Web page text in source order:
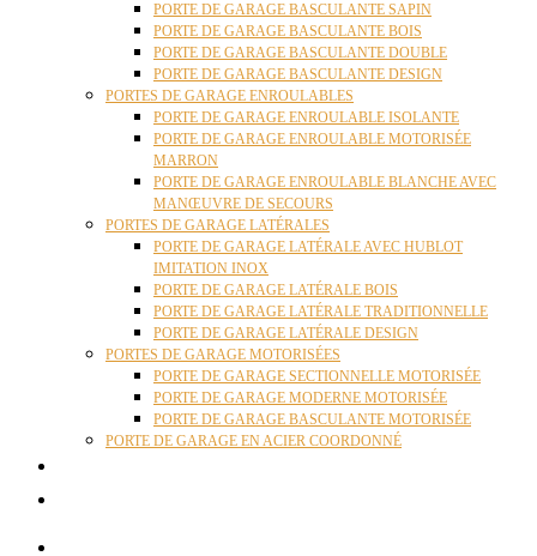
PORTE DE GARAGE BASCULANTE SAPIN
PORTE DE GARAGE BASCULANTE BOIS
PORTE DE GARAGE BASCULANTE DOUBLE
PORTE DE GARAGE BASCULANTE DESIGN
PORTES DE GARAGE ENROULABLES
PORTE DE GARAGE ENROULABLE ISOLANTE
PORTE DE GARAGE ENROULABLE MOTORISÉE
MARRON
PORTE DE GARAGE ENROULABLE BLANCHE AVEC
MANŒUVRE DE SECOURS
PORTES DE GARAGE LATÉRALES
PORTE DE GARAGE LATÉRALE AVEC HUBLOT
IMITATION INOX
PORTE DE GARAGE LATÉRALE BOIS
PORTE DE GARAGE LATÉRALE TRADITIONNELLE
PORTE DE GARAGE LATÉRALE DESIGN
PORTES DE GARAGE MOTORISÉES
PORTE DE GARAGE SECTIONNELLE MOTORISÉE
PORTE DE GARAGE MODERNE MOTORISÉE
PORTE DE GARAGE BASCULANTE MOTORISÉE
PORTE DE GARAGE EN ACIER COORDONNÉ